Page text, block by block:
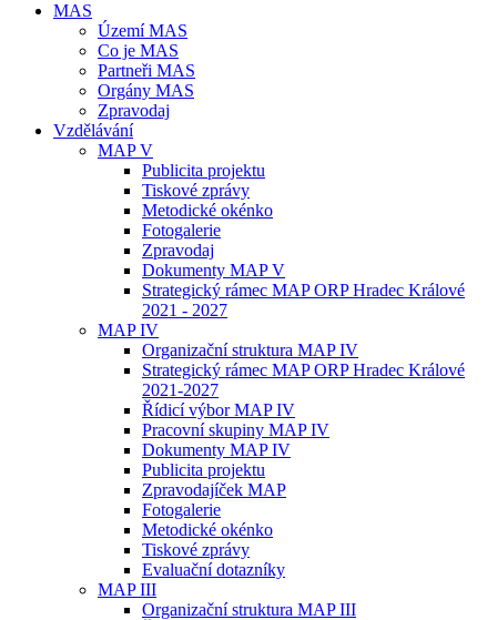
MAS
Území MAS
Co je MAS
Partneři MAS
Orgány MAS
Zpravodaj
Vzdělávání
MAP V
Publicita projektu
Tiskové zprávy
Metodické okénko
Fotogalerie
Zpravodaj
Dokumenty MAP V
Strategický rámec MAP ORP Hradec Králové
2021 - 2027
MAP IV
Organizační struktura MAP IV
Strategický rámec MAP ORP Hradec Králové
2021-2027
Řídicí výbor MAP IV
Pracovní skupiny MAP IV
Dokumenty MAP IV
Publicita projektu
Zpravodajíček MAP
Fotogalerie
Metodické okénko
Tiskové zprávy
Evaluační dotazníky
MAP III
Organizační struktura MAP III